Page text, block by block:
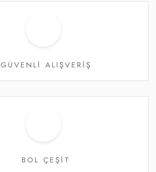
GÜVENLİ ALIŞVERİŞ
BOL ÇEŞİT